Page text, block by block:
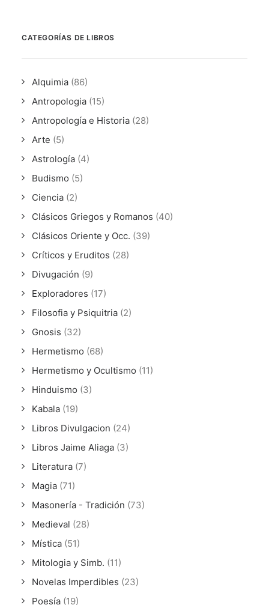
CATEGORÍAS DE LIBROS
Alquimia (86)
Antropologia (15)
Antropología e Historia (28)
Arte (5)
Astrología (4)
Budismo (5)
Ciencia (2)
Clásicos Griegos y Romanos (40)
Clásicos Oriente y Occ. (39)
Críticos y Eruditos (28)
Divugación (9)
Exploradores (17)
Filosofia y Psiquitria (2)
Gnosis (32)
Hermetismo (68)
Hermetismo y Ocultismo (11)
Hinduismo (3)
Kabala (19)
Libros Divulgacion (24)
Libros Jaime Aliaga (3)
Literatura (7)
Magia (71)
Masonería - Tradición (73)
Medieval (28)
Mística (51)
Mitologia y Simb. (11)
Novelas Imperdibles (23)
Poesía (19)